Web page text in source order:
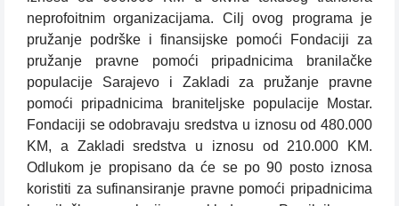
neprofoitnim organizacijama. Cilj ovog programa je
pružanje podrške i finansijske pomoći Fondaciji za
pružanje pravne pomoći pripadnicima branilačke
populacije Sarajevo i Zakladi za pružanje pravne
pomoći pripadnicima braniteljske populacije Mostar.
Fondaciji se odobravaju sredstva u iznosu od 480.000
KM, a Zakladi sredstva u iznosu od 210.000 KM.
Odlukom je propisano da će se po 90 posto iznosa
koristiti za sufinansiranje pravne pomoći pripadnicima